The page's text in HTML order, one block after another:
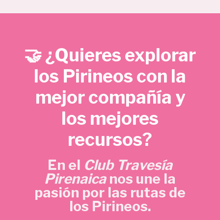
€
o
i
g
e
r
a
:
c
t
u
a
l
s
:
5
,
7
0
🤝 ¿Quieres explorar
los Pirineos con la
mejor compañía y
los mejores
recursos?
En el Club Travesía
Pirenaicanos une la
pasión por las rutas de
los Pirineos.